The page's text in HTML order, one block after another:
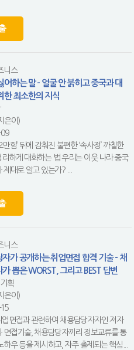
니스
어하는 말 - 얼굴 안 붉히고 중국과 대
한 최소한의 지식
은이)
만함’ 뒤에 감춰진 불편한 ‘속사정’ 까칠한
리하게 대화하는 법 우리는 이웃 나라 중국
제대로 알고 있는가? ...
니스
자가 공개하는 취업면접 합격 기술 - 채
뽑은 WORST, 그리고 BEST 답변
획
은이)
업면접과 관련하여 채용담당자자인 저자
면접기술, 채용담당자끼리 정보교류를 통
하우 등을 제시하고, 자주 출제되는 핵심...